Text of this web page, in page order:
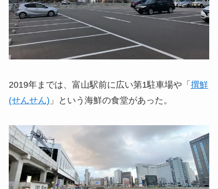
2019年までは、富山駅前に広い第1駐車場や「 撰鮮
(せんせん) 」という海鮮の食堂があった。